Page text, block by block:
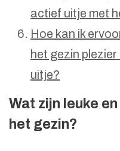
actief uitje met
Hoe kan ik
het gezin
uitje?
Wat zijn leuke
het gezin?